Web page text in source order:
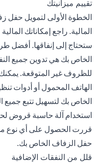
تقييم ميزانيتك
الخطوة الأولى لتمويل حفل
المالية. راجع إمكاناتك
ستحتاج إلى إنفاقها. أفضل
الخاص بك هي تدوين جميع
للظروف غير المتوقعة.
الهاتف المحمول أو أدوات
الخاص بك لتسهيل تتبع جميع
استخدام آلة حاسبة قروض
قررت الحصول على أي نوع
حفل الزفاف الخاص بك.
قلل من النفقات الإضافية